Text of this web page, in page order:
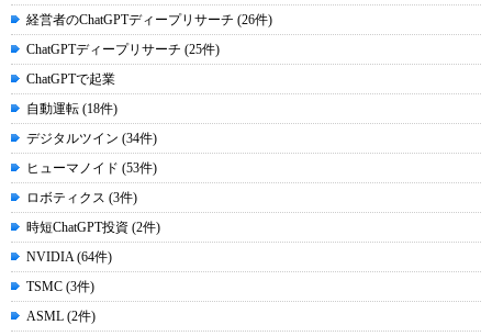
経営者のChatGPTディープリサーチ (26件)
ChatGPTディープリサーチ (25件)
ChatGPTで起業
自動運転 (18件)
デジタルツイン (34件)
ヒューマノイド (53件)
ロボティクス (3件)
時短ChatGPT投資 (2件)
NVIDIA (64件)
TSMC (3件)
ASML (2件)